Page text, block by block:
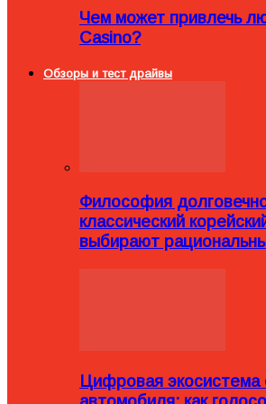
Чем может привлечь
Casino?
Обзоры и тест драйвы
Философия
классический
выбирают
Цифровая экосистема